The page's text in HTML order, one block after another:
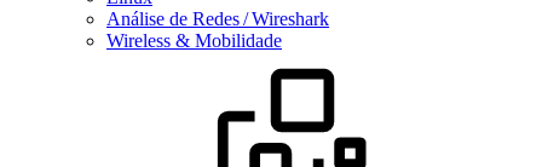
Análise de Redes / Wireshark
Wireless & Mobilidade